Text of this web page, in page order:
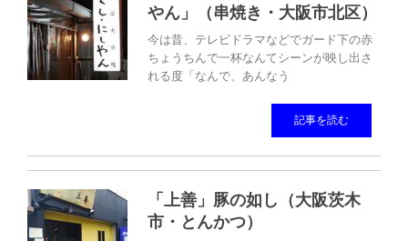
やん」（串焼き・大阪市北区）
今は昔、テレビドラマなどでガード下の赤
ちょうちんで一杯なんてシーンが映し出さ
れる度「なんで、あんなう
記事を読む
「上善」豚の如し（大阪茨木
市・とんかつ）